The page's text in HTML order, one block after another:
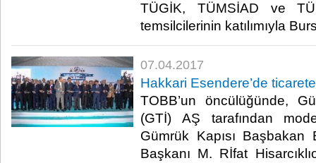
TÜGİK, TÜMSİAD ve
temsilcilerinin katılımıyla
07.04.2017
Hakkari Esendere’de ticarete
TOBB’un öncülüğünde,
(GTİ) AŞ tarafından
Gümrük Kapısı Başbakan
Başkanı M. Rİfat